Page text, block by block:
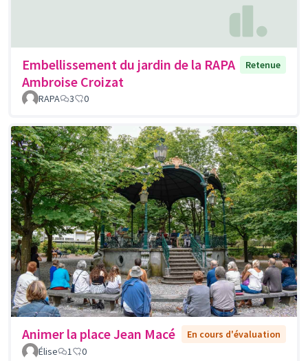
Embellissement du jardin de la RAPA
Ambroise Croizat
Retenue
RAPA 3 0
Animer la place Jean Macé
En cours d'évaluation
Élise
1 0